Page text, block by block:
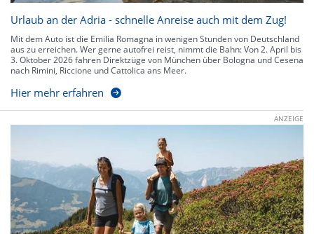
Urlaub an der Adria - schnelle Anreise auch mit dem Zug!
Mit dem Auto ist die Emilia Romagna in wenigen Stunden von Deutschland
aus zu erreichen. Wer gerne autofrei reist, nimmt die Bahn: Von 2. April bis
3. Oktober 2026 fahren Direktzüge von München über Bologna und Cesena
nach Rimini, Riccione und Cattolica ans Meer.
Hier mehr erfahren
ANZEIGE